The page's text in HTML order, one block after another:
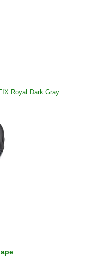
Royal Dark Gray